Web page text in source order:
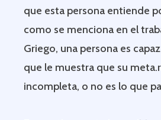
que esta persona entiende
como se menciona en el
Griego, una persona es
que le muestra que su
incompleta, o no es lo que